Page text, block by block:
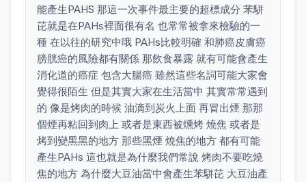
能產生PAHS 那這一次事件最主要的超標成分 苯駢
芘就是在PAHs裡面很有名 也常常被拿來檢驗的一
種 在以往的研究中哦 PAHs比較明確 和肺癌皮膚癌
膀胱癌的風險都有關係 那飲食暴露 就有可能會產生
消化道的癌症 包含大腸癌 雖然這些名詞可能大家會
覺得很陌生 但是其實大家在生活當中 其實常常遇到
的 像是烤肉的時候 油滴到炭火上面 再冒出煙 那那
個煙再粘回到肉上 或者是東西被燻烤 燒焦 或者是
烤到變黑黑的地方 那些黑煙 燒焦的地方 都有可能
產生PAHs 這也就是為什麼我們常說 烤肉不要吃燒
焦的地方 為什麼大豆油當中會產生苯駢芘 大豆油產